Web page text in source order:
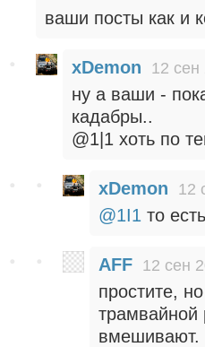
ваши посты как и
xDemon 12
ну а ваши -
кадабры..
@1|1 хоть по
xDemon 12
@1I1 то
AFF 12 сен
простите,
трамвайной
вмешивают.